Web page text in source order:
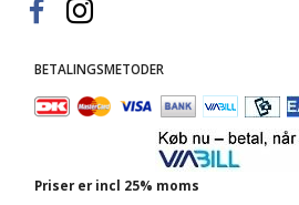
BETALINGSMETODER
Priser er incl 25% moms